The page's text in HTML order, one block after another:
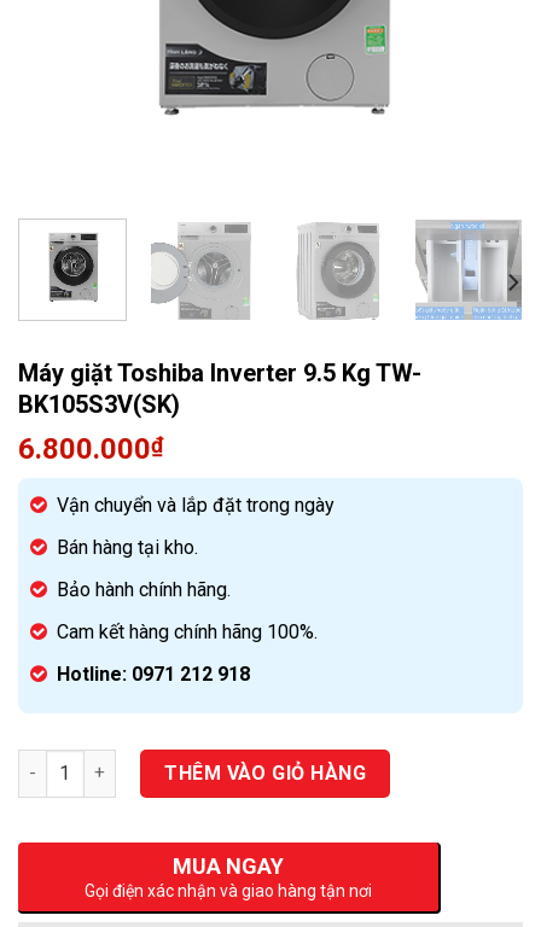
Quạt điều hòa
Máy giặt Toshiba Inverter 9.5 Kg TW-
BK105S3V(SK)
6.800.000₫
Vận chuyển và lắp đặt trong ngày
Bán hàng tại kho.
Bảo hành chính hãng.
Cam kết hàng chính hãng 100%.
Hotline: 0971 212 918
Số lượng THÊM VÀO GIỎ HÀNG
MUA NGAY
Gọi điện xác nhận và giao hàng tận nơi